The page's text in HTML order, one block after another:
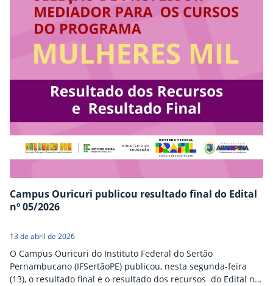
Campus Ouricuri publicou resultado final do Edital
nº 05/2026
13 de abril de 2026
O Campus Ouricuri do Instituto Federal do Sertão
Pernambucano (IFSertãoPE) publicou, nesta segunda-feira
(13), o resultado final e o resultado dos recursos do Edital nº